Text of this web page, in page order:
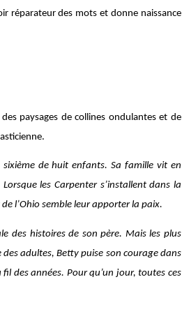
réparateur des mots et donne naissance
paysages de collines ondulantes et de
de huit enfants. Sa famille vit en
les Carpenter s’installent dans la
l’Ohio semble leur apporter la paix.
des histoires de son père. Mais les plus
adultes, Betty puise son courage dans
des années. Pour qu’un jour, toutes ces